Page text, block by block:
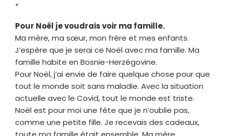
*
Pour Noël je voudrais voir ma famille.
Ma mère, ma sœur, mon frère et mes enfants.
J’espère que je serai ce Noël avec ma famille. Ma
famille habite en Bosnie-Herzégovine.
Pour Noël, j’ai envie de faire quelque chose pour que
tout le monde soit sans maladie. Avec la situation
actuelle avec le Covid, tout le monde est triste.
Noël est pour moi une fête que je n’oublie pas,
comme une petite fille. Je recevais des cadeaux,